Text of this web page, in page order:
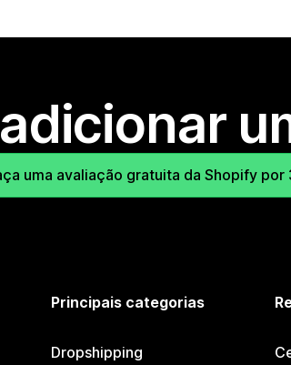
uma avaliação gratuita da Shopify por
Principais categorias
Dropshipping